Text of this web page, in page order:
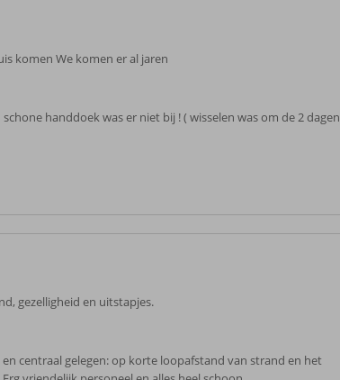
komen We komen er al jaren
handdoek was er niet bij ! ( wisselen was om de 2 dagen
gezelligheid en uitstapjes.
centraal gelegen: op korte loopafstand van strand en het